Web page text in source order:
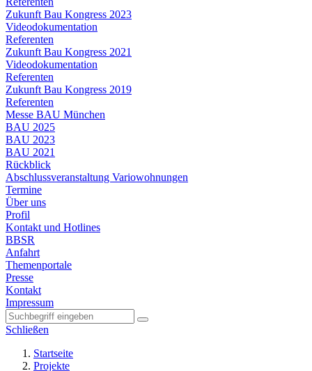
Zukunft Bau Kongress 2023
Videodokumentation
Referenten
Zukunft Bau Kongress 2021
Videodokumentation
Referenten
Zukunft Bau Kongress 2019
Referenten
Messe BAU München
BAU 2025
BAU 2023
BAU 2021
Rückblick
Abschlussveranstaltung Variowohnungen
Termine
Über uns
Profil
Kontakt und Hotlines
BBSR
Anfahrt
Themenportale
Presse
Kontakt
Impressum
Schließen
Startseite
Projekte